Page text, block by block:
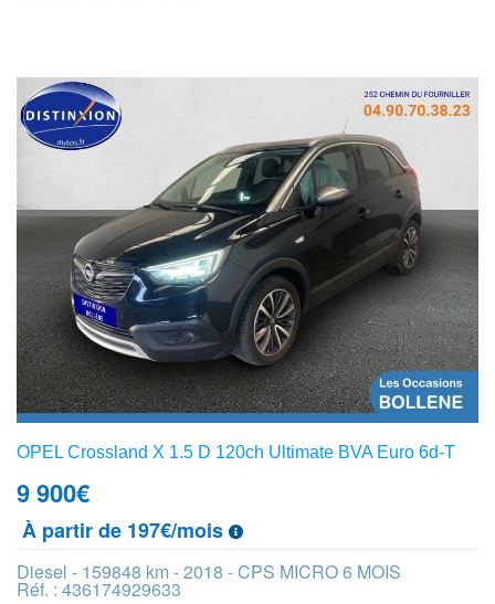
OPEL Crossland X 1.5 D 120ch Ultimate BVA Euro 6d-T
9 900€
À partir de 197€/mois
Diesel - 159848 km - 2018 - CPS MICRO 6 MOIS
Réf. : 436174929633